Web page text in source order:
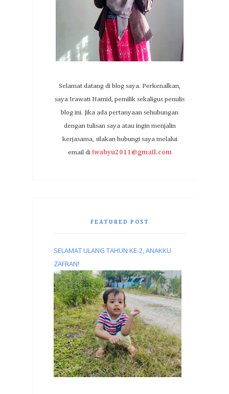
Selamat datang di blog saya. Perkenalkan,
saya Irawati Hamid, pemilik sekaligus penulis
blog ini. Jika ada pertanyaan sehubungan
dengan tulisan saya atau ingin menjalin
kerjasama, silakan hubungi saya melalui
email di iwahyu2011@gmail.com
FEATURED POST
SELAMAT ULANG TAHUN KE-2, ANAKKU
ZAFRAN!